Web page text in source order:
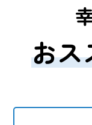
勤務時間：
昇給： 年1回
休日：週休
おス